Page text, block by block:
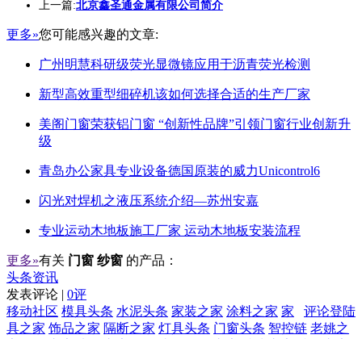
上一篇:北京鑫圣通金属有限公司简介
更多»您可能感兴趣的文章:
广州明慧科研级荧光显微镜应用于沥青荧光检测
新型高效重型细碎机该如何选择合适的生产厂家
美阁门窗荣获铝门窗 “创新性品牌”引领门窗行业创新升
级
青岛办公家具专业设备德国原装的威力Unicontrol6
闪光对焊机之液压系统介绍—苏州安嘉
专业运动木地板施工厂家 运动木地板安装流程
更多»有关 门窗 纱窗 的产品：
头条资讯
发表评论 | 0评
评论登陆
移动社区 模具头条 水泥头条 家装之家 涂料之家 家
具之家 饰品之家 隔断之家 灯具头条 门窗头条 智控链 老姚之